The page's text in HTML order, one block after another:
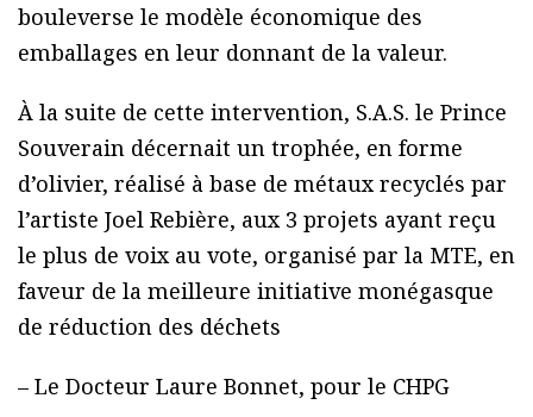
bouleverse le modèle économique des
emballages en leur donnant de la valeur.
À la suite de cette intervention, S.A.S. le Prince
Souverain décernait un trophée, en forme
d’olivier, réalisé à base de métaux recyclés par
l’artiste Joel Rebière, aux 3 projets ayant reçu
le plus de voix au vote, organisé par la MTE, en
faveur de la meilleure initiative monégasque
de réduction des déchets
– Le Docteur Laure Bonnet, pour le CHPG